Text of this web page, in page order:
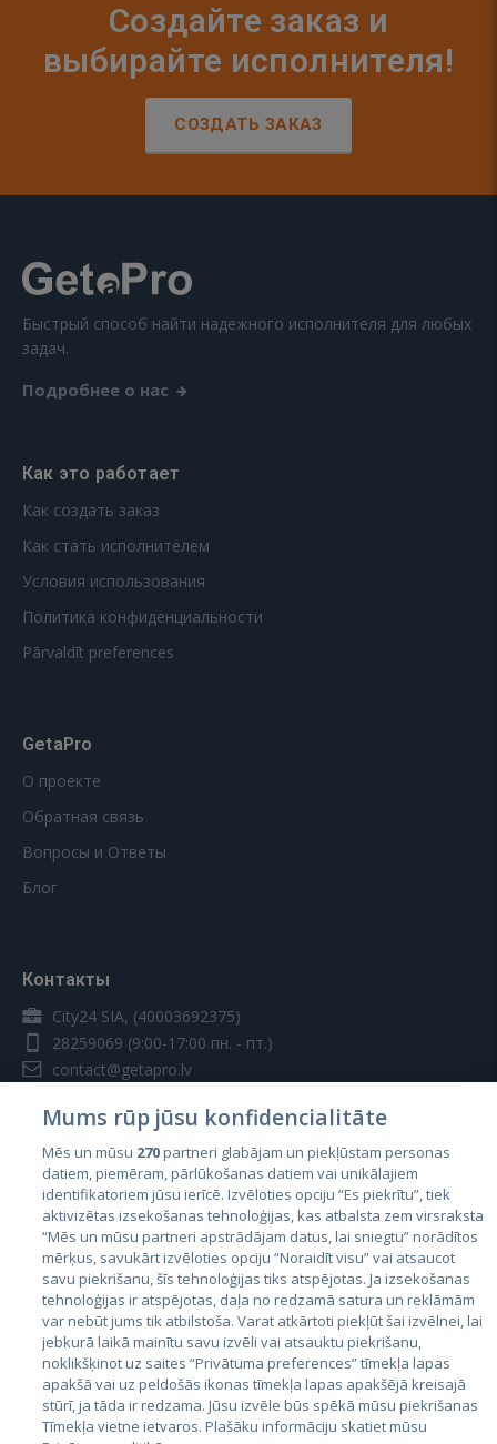
Создайте заказ и
выбирайте исполнителя!
СОЗДАТЬ ЗАКАЗ
Быстрый способ найти надежного исполнителя для любых
задач.
Подробнее о нас
Как это работает
Как создать заказ
Как стать исполнителем
Условия использования
Политика конфиденциальности
Pārvaldīt preferences
GetaPro
О проекте
Обратная связь
Вопросы и Ответы
Блог
Контакты
City24 SIA, (40003692375)
28259069 (9:00-17:00 пн. - пт.)
contact@getapro.lv
Страны
Эстония
Латвия
Литва
Mums rūp jūsu konfidencialitāte
Mēs un mūsu 270partneri glabājam un piekļūstam personas
datiem, piemēram, pārlūkošanas datiem vai unikālajiem
identifikatoriem jūsu ierīcē. Izvēloties opciju “Es piekrītu”, tiek
aktivizētas izsekošanas tehnoloģijas, kas atbalsta zem virsraksta
“Mēs un mūsu partneri apstrādājam datus, lai sniegtu” norādītos
mērķus, savukārt izvēloties opciju “Noraidīt visu” vai atsaucot
savu piekrišanu, šīs tehnoloģijas tiks atspējotas. Ja izsekošanas
tehnoloģijas ir atspējotas, daļa no redzamā satura un reklāmām
var nebūt jums tik atbilstoša. Varat atkārtoti piekļūt šai izvēlnei, lai
jebkurā laikā mainītu savu izvēli vai atsauktu piekrišanu,
noklikšķinot uz saites “Privātuma preferences” tīmekļa lapas
apakšā vai uz peldošās ikonas tīmekļa lapas apakšējā kreisajā
stūrī, ja tāda ir redzama. Jūsu izvēle būs spēkā mūsu piekrišanas
Tīmekļa vietne ietvaros. Plašāku informāciju skatiet mūsu